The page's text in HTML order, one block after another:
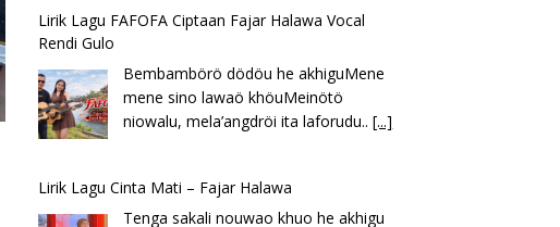
Lirik Lagu FAFOFA Ciptaan Fajar Halawa Vocal
Rendi Gulo
Bembambörö dödöu he akhiguMene
mene sino lawaö khöuMeinötö
niowalu, mela’angdröi ita laforudu..[...]
Lirik Lagu Cinta Mati – Fajar Halawa
Tenga sakali nouwao khuo he akhigu